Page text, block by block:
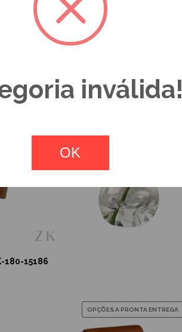
800-3797
180-15186
OPÇÕES A PRONTA ENTREGA
OPÇÕES A PRONTA ENTREGA
inválida!
OK